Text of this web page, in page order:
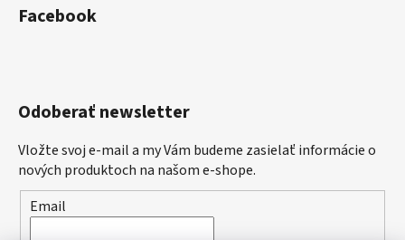
Facebook
Odoberať newsletter
Vložte svoj e-mail a my Vám budeme zasielať informácie o
nových produktoch na našom e-shope.
Email